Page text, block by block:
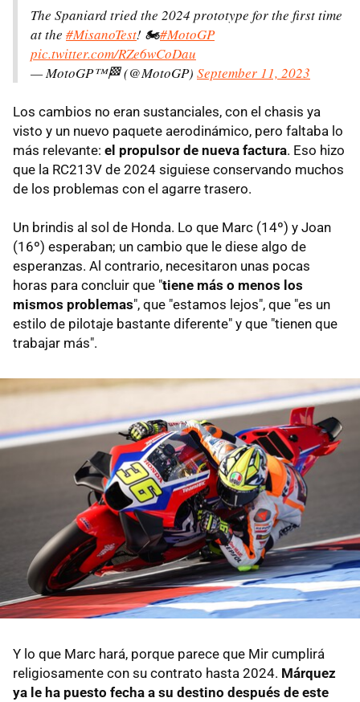
The Spaniard tried the 2024 prototype for the first time
at the #MisanoTest! 🏍️#MotoGP
pic.twitter.com/RZe6wCoDau
— MotoGP™🏁 (@MotoGP) September 11, 2023
Los cambios no eran sustanciales, con el chasis ya
visto y un nuevo paquete aerodinámico, pero faltaba lo
más relevante: el propulsor de nueva factura. Eso hizo
que la RC213V de 2024 siguiese conservando muchos
de los problemas con el agarre trasero.
Un brindis al sol de Honda. Lo que Marc (14º) y Joan
(16º) esperaban; un cambio que le diese algo de
esperanzas. Al contrario, necesitaron unas pocas
horas para concluir que "tiene más o menos los
mismos problemas", que "estamos lejos", que "es un
estilo de pilotaje bastante diferente" y que "tienen que
trabajar más".
Y lo que Marc hará, porque parece que Mir cumplirá
religiosamente con su contrato hasta 2024. Márquez
ya le ha puesto fecha a su destino después de este